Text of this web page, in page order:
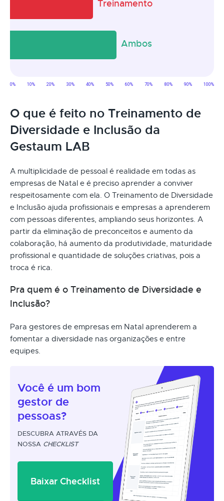
O que é feito no Treinamento de
Diversidade e Inclusão da
Gestaum LAB
A multiplicidade de pessoal é realidade em todas as
empresas de Natal e é preciso aprender a conviver
respeitosamente com ela. O Treinamento de Diversidade
e Inclusão ajuda profissionais e empresas a aprenderem
com pessoas diferentes, ampliando seus horizontes. A
partir da eliminação de preconceitos e aumento da
colaboração, há aumento da produtividade, maturidade
profissional e quantidade de soluções criativas, pois a
troca é rica.
Pra quem é o Treinamento de Diversidade e
Inclusão?
Para gestores de empresas em Natal aprenderem a
fomentar a diversidade nas organizações e entre
equipes.
Você é um bom
gestor de
pessoas?
DESCUBRA ATRAVÉS DA
NOSSA CHECKLIST
Baixar Checklist